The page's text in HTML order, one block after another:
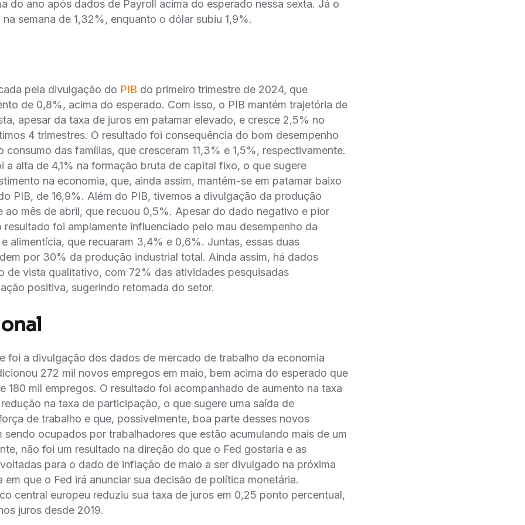
do ano após dados de Payroll acima do esperado nessa sexta. Já o
semana de 1,32%, enquanto o dólar subiu 1,9%.
pela divulgação do PIB do primeiro trimestre de 2024, que
de 0,8%, acima do esperado. Com isso, o PIB mantém trajetória de
apesar da taxa de juros em patamar elevado, e cresce 2,5% no
4 trimestres. O resultado foi consequência do bom desempenho
consumo das famílias, que cresceram 11,3% e 1,5%, respectivamente.
a alta de 4,1% na formação bruta de capital fixo, o que sugere
na economia, que, ainda assim, mantém-se em patamar baixo
PIB, de 16,9%. Além do PIB, tivemos a divulgação da produção
ao mês de abril, que recuou 0,5%. Apesar do dado negativo e pior
resultado foi amplamente influenciado pelo mau desempenho da
alimentícia, que recuaram 3,4% e 0,6%. Juntas, essas duas
por 30% da produção industrial total. Ainda assim, há dados
de vista qualitativo, com 72% das atividades pesquisadas
positiva, sugerindo retomada do setor.
foi a divulgação dos dados de mercado de trabalho da economia
272 mil novos empregos em maio, bem acima do esperado que
180 mil empregos. O resultado foi acompanhado de aumento na taxa
na taxa de participação, o que sugere uma saída de
de trabalho e que, possivelmente, boa parte desses novos
sendo ocupados por trabalhadores que estão acumulando mais de um
não foi um resultado na direção do que o Fed gostaria e as
para o dado de inflação de maio a ser divulgado na próxima
em que o Fed irá anunciar sua decisão de política monetária.
central europeu reduziu sua taxa de juros em 0,25 ponto percentual,
juros desde 2019.